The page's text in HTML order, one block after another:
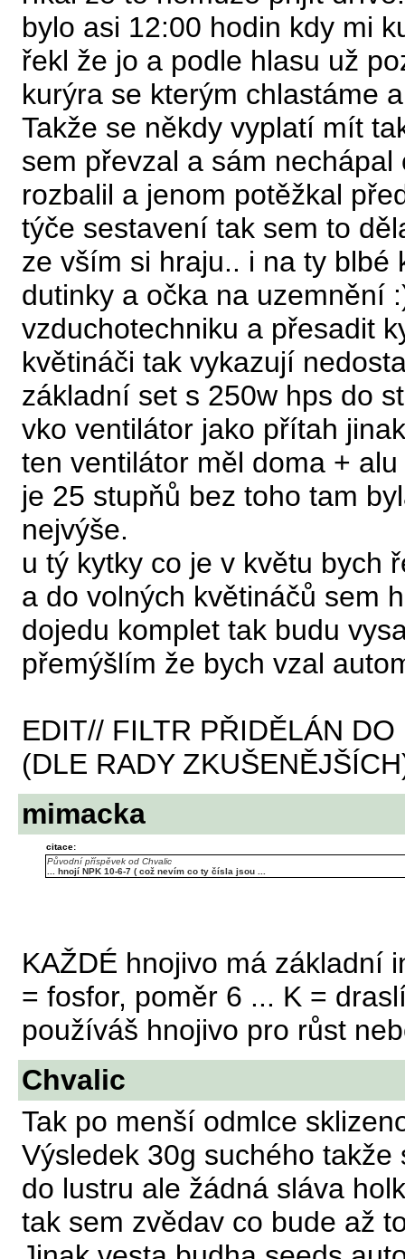
bylo asi 12:00 hodin kdy mi
řekl že jo a podle hlasu už
kurýra se kterým chlastáme
Takže se někdy vyplatí mít
sem převzal a sám
rozbalil a jenom potěžkal
týče sestavení tak sem to
ze vším si hraju.. i na ty blbé
dutinky a očka na uzemnění
vzduchotechniku a přesadit
květináči tak vykazují
základní set s 250w hps do
vko ventilátor jako přítah
ten ventilátor měl doma +
je 25 stupňů bez toho tam
nejvýše.
u tý kytky co je v květu bych
a do volných květináčů sem
dojedu komplet tak budu
přemýšlím že bych vzal
EDIT// FILTR PŘIDĚLÁN
(DLE RADY
mimacka
citace:
Původní příspěvek od Chvalic
... hnojí NPK 10-6-7 ( což nevím co ty čísla jsou ...
KAŽDÉ hnojivo má základní
= fosfor, poměr 6 ... K =
používáš hnojivo pro růst
Chvalic
Tak po menší odmlce
Výsledek 30g suchého
do lustru ale žádná sláva
tak sem zvědav co bude až